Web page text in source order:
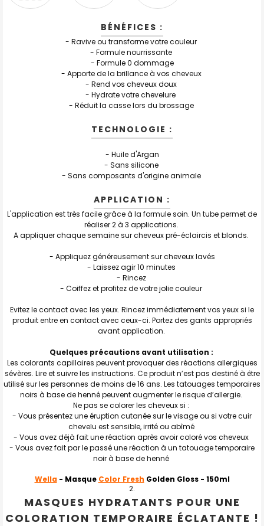
BÉNÉFICES :
- Ravive ou transforme votre couleur
- Formule nourrissante
- Formule 0 dommage
- Apporte de la brillance à vos cheveux
- Rend vos cheveux doux
- Hydrate votre chevelure
- Réduit la casse lors du brossage
TECHNOLOGIE :
- Huile d'Argan
- Sans silicone
- Sans composants d'origine animale
APPLICATION :
L'application est très facile grâce à la formule soin. Un tube permet de
réaliser 2 à 3 applications.
A appliquer chaque semaine sur cheveux pré-éclaircis et blonds.
- Appliquez généreusement sur cheveux lavés
- Laissez agir 10 minutes
- Rincez
- Coiffez et profitez de votre jolie couleur
Evitez le contact avec les yeux. Rincez immédiatement vos yeux si le
produit entre en contact avec ceux-ci. Portez des gants appropriés
avant application.
Quelques précautions avant utilisation :
Les colorants capillaires peuvent provoquer des réactions allergiques
sévères. Lire et suivre les instructions. Ce produit n’est pas destiné à être
utilisé sur les personnes de moins de 16 ans. Les tatouages temporaires
noirs à base de henné peuvent augmenter le risque d’allergie.
Ne pas se colorer les cheveux si :
- Vous présentez une éruption cutanée sur le visage ou si votre cuir
chevelu est sensible, irrité ou abîmé
- Vous avez déjà fait une réaction après avoir coloré vos cheveux
- Vous avez fait par le passé une réaction à un tatouage temporaire
noir à base de henné
Wella- Masque Color Fresh Golden Gloss - 150ml
MASQUES HYDRATANTS POUR UNE
COLORATION TEMPORAIRE ÉCLATANTE !